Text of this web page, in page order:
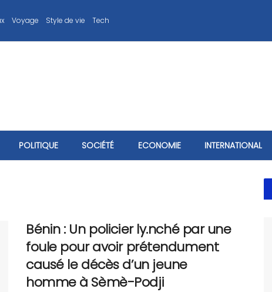
Voyage Style de vie Tech
POLITIQUE SOCIÉTÉ ECONOMIE INTERNATIONAL
Bénin : Un policier ly.nché par une
foule pour avoir prétendument
causé le décès d’un jeune
homme à Sèmè-Podji